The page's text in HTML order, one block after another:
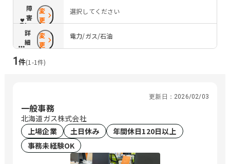
障
害
配
慮
変
更
選択してください
詳
細
条
件
変
更
電力/ガス/石油
1件(1 -1件)
更新日： 2026/02/03
一般事務
北海道ガス株式会社
上場企業
土日休み
年間休日120日以上
事務未経験OK